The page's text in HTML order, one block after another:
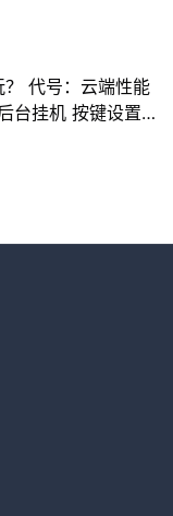
代号：云端性能
台挂机 按键设置